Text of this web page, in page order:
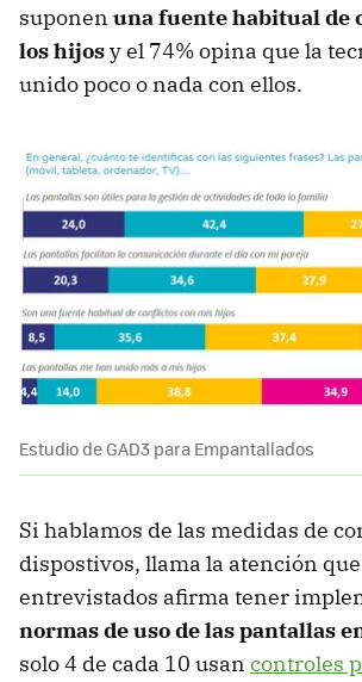
suponen una fuente habitual de
los hijosy el 74% opina que la
unido poco o nada con ellos.
Estudio de GAD3 para Empantallados
Si hablamos de las medidas de
dispostivos, llama la atención
entrevistados afirma tener
normas de uso de las pantallas
solo 4 de cada 10 usan controles